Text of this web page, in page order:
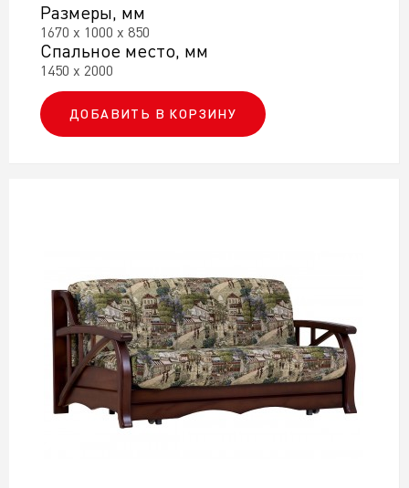
Размеры, мм
1670 х 1000 х 850
Спальное место, мм
1450 х 2000
ДОБАВИТЬ В КОРЗИНУ